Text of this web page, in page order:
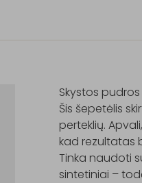
Skystos
Šis šepetėlis
perteklių.
kad rezultatas
Tinka naudoti
sintetiniai –